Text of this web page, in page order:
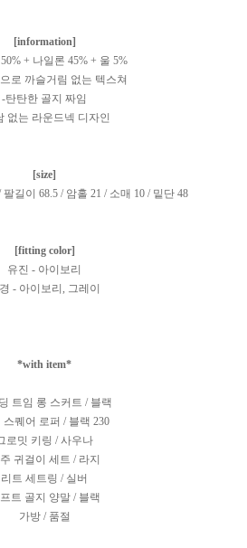
[information]
+ 나일론 45% + 울 5%
로 까슬거림 없는 텍스쳐
-탄탄한 골지 짜임
없는 라운드넥 디자인
[size]
팔길이 68.5 / 암홀 21 / 소매 10 / 밑단 48
[fitting color]
유진 - 아이보리
- 아이보리, 그레이
*with item*
트임 롱 스커트 / 블랙
스퀘어 로퍼 / 블랙 230
로밋 키링 / 사우나
귀걸이 세트 / 라지
리트 세트링 / 실버
트 골지 양말 / 블랙
가방 / 품절